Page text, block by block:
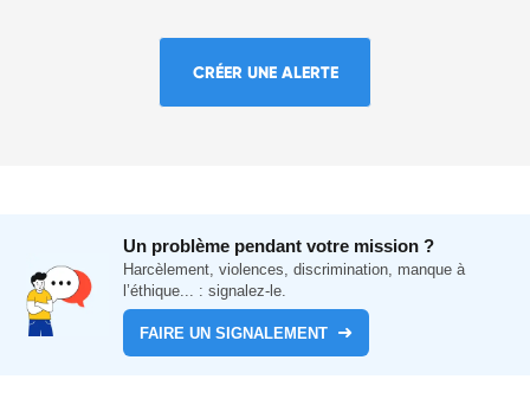
CRÉER UNE ALERTE
Un problème pendant votre mission ?
Harcèlement, violences, discrimination, manque à
l’éthique... : signalez-le.
FAIRE UN SIGNALEMENT